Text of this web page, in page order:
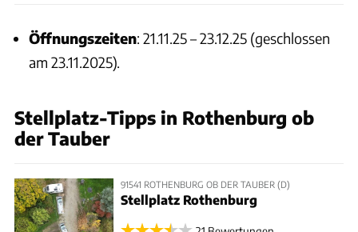
Öffnungszeiten: 21.11.25 – 23.12.25 (geschlossen
am 23.11.2025).
Stellplatz-Tipps in Rothenburg ob
der Tauber
91541 ROTHENBURG OB DER TAUBER (D)
Stellplatz Rothenburg